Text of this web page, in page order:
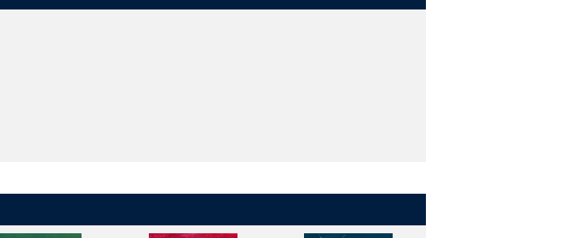
power and an essential dimension of human flourishing, demonstrating how
in profound ways. Examining philosophical, evolutionary, and literary
distorting, both frees us from immediate reality and enriches our
of the human mind, imagination has been the subject of extraordinary
in everyday life as well as the exquisite creativity of the arts, scientific